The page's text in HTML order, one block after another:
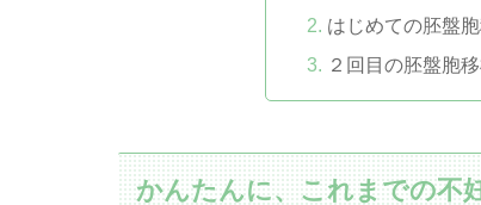
はじめての胚盤
２回目の胚盤胞
かんたんに、これまでの不